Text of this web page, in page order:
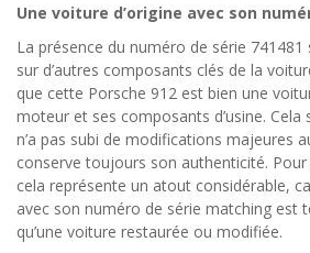
Une voiture d’origine avec son
La présence du numéro de série
sur d’autres composants clés de la
que cette Porsche 912 est bien une
moteur et ses composants d’usine. Cela
n’a pas subi de modifications majeures
conserve toujours son authenticité.
cela représente un atout considérable,
avec son numéro de série matching est
qu’une voiture restaurée ou modifiée.